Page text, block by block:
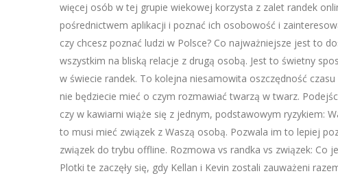
więcej osób w tej grupie wiekowej korzysta z zalet randek
pośrednictwem aplikacji i poznać ich osobowość i
czy chcesz poznać ludzi w Polsce? Co najważniejsze jest to
wszystkim na bliską relacje z drugą osobą. Jest to świetny
w świecie randek. To kolejna niesamowita oszczędność
nie będziecie mieć o czym rozmawiać twarzą w twarz.
czy w kawiarni wiąże się z jednym, podstawowym ryzykiem:
to musi mieć związek z Waszą osobą. Pozwala im to lepiej
związek do trybu offline. Rozmowa vs randka vs związek: Co
Plotki te zaczęły się, gdy Kellan i Kevin zostali zauważeni